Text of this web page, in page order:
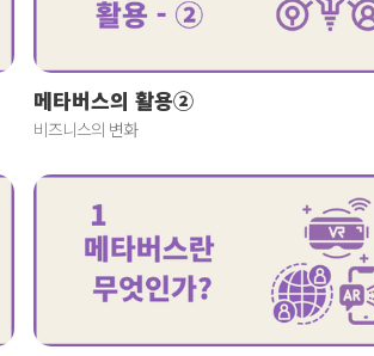
메타버스의 활용②
비즈니스의 변화